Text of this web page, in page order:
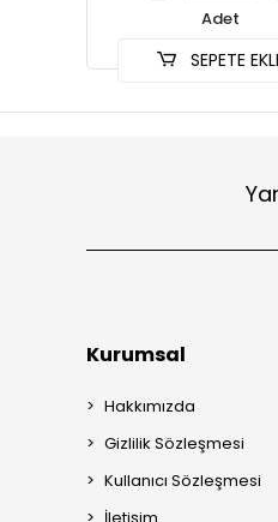
Adet
SEPETE
Kurumsal
Hakkımızda
Gizlilik Sözleşmesi
Kullanıcı Sözleşmesi